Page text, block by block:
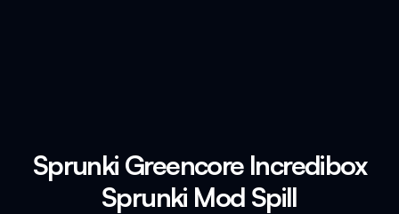
Sprunki Greencore Incredibox
Sprunki Mod Spill